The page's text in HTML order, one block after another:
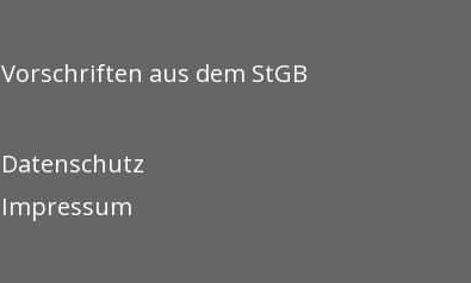
Vorschriften aus dem StGB
Datenschutz
Impressum